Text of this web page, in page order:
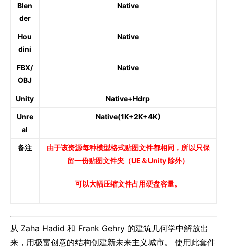
Blen
der
Native
Hou
dini
Native
FBX/
OBJ
Native
Unity Native+Hdrp
Unre
al
Native(1K+2K+4K)
备注
由于该资源每种模型格式贴图文件都相同，所以只保
留一份贴图文件夹（UE＆Unity 除外）
可以大幅压缩文件占用硬盘容量。
从 Zaha Hadid 和 Frank Gehry 的建筑几何学中解放出
来，用极富创意的结构创建新未来主义城市。 使用此套件